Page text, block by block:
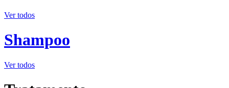
Ver todos
Shampoo
Ver todos